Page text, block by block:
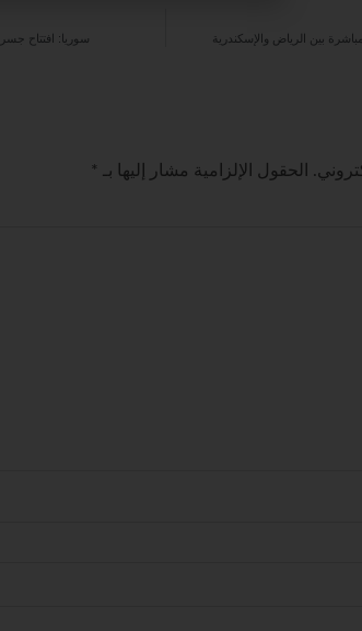
بين الرياض والإسكندرية سوريا: افتتاح جسر
الحقول الإلزامية مشار إليها بـ *